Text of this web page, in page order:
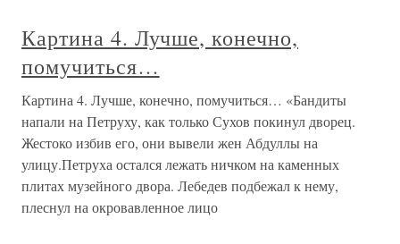
Картина 4. Лучше, конечно,
помучиться…
Картина 4. Лучше, конечно, помучиться… «Бандиты
напали на Петруху, как только Сухов покинул дворец.
Жестоко избив его, они вывели жен Абдуллы на
улицу.Петруха остался лежать ничком на каменных
плитах музейного двора. Лебедев подбежал к нему,
плеснул на окровавленное лицо